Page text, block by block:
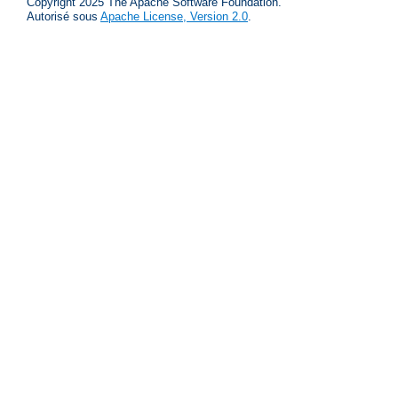
Autorisé sous Apache License, Version 2.0.